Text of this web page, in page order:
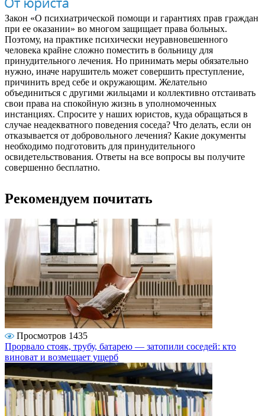
Закон «О психиатрической помощи и гарантиях прав граждан
при ее оказании» во многом защищает права больных.
Поэтому, на практике психически неуравновешенного
человека крайне сложно поместить в больницу для
принудительного лечения. Но принимать меры обязательно
нужно, иначе нарушитель может совершить преступление,
причинить вред себе и окружающим. Желательно
объединиться с другими жильцами и коллективно отстаивать
свои права на спокойную жизнь в уполномоченных
инстанциях. Спросите у наших юристов, куда обращаться в
случае неадекватного поведения соседа? Что делать, если он
отказывается от добровольного лечения? Какие документы
необходимо подготовить для принудительного
освидетельствования. Ответы на все вопросы вы получите
совершенно бесплатно.
Рекомендуем почитать
Просмотров 1435
Прорвало стояк, трубу, батарею — затопили соседей: кто
виноват и возмещает ущерб